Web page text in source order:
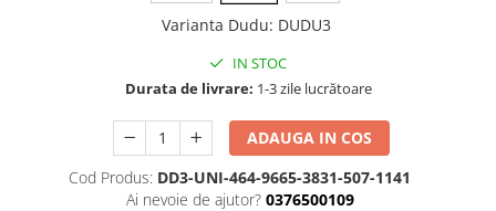
Varianta Dudu: DUDU3
IN STOC
Durata de livrare: 1-3 zile lucrătoare
ADAUGA IN COS
Cod Produs: DD3-UNI-464-9665-3831-507-1141
Ai nevoie de ajutor? 0376500109